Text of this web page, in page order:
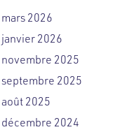
mars 2026
janvier 2026
novembre 2025
septembre 2025
août 2025
décembre 2024